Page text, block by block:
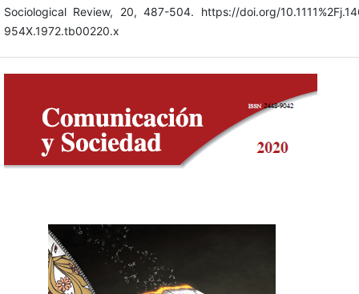
Sociological Review, 20, 487-504. https://doi.org/
954X.1972.tb00220.x